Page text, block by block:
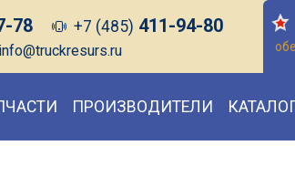
78 +7 (485) 411-94-80
info@truckresurs.ru
ПРОИЗВОДИТЕЛИ